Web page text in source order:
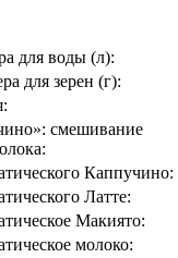
для воды (л):
для зерен (г):
смешивание
Каппучино:
Латте:
Макиято:
молоко: